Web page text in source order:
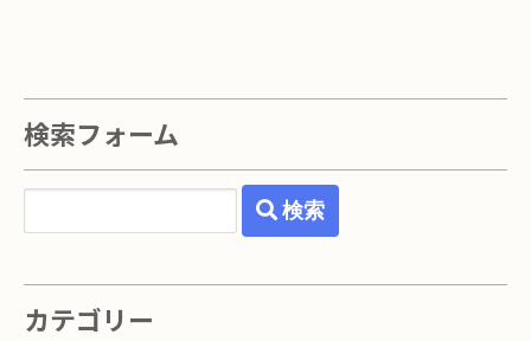
検索フォーム
検索
カテゴリー